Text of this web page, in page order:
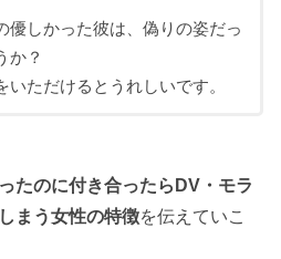
優しかった彼は、偽りの姿だっ
か？
いただけるとうれしいです。
たのに付き合ったらDV・モラ
まう女性の特徴を伝えていこ